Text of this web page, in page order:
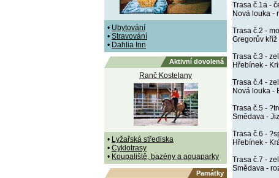
• Ubytování
• Stravování
• Dahlia Inn
Aktivní dovolená
Ranč Kostelany
• Lyžařská střediska
• Cyklotrasy
• Koupaliště, bazény a aquaparky
Památky
Trasa č.1a -
Nová louka -
Trasa č.2 -
Gregorův
Trasa č.3 -
Hřebínek -
Trasa č.4 -
Nová louka -
Trasa č.5 -
Smědava -
Trasa č.6 -
Hřebínek -
Trasa č.7 -
Smědava -